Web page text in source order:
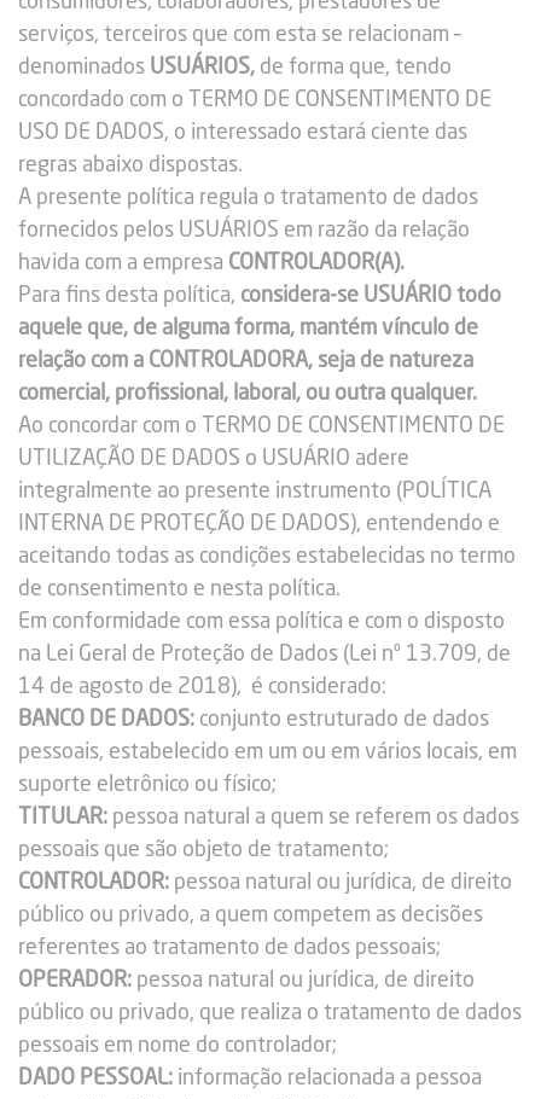
serviços, terceiros que com esta se relacionam –
denominados USUÁRIOS, de forma que, tendo
concordado com o TERMO DE CONSENTIMENTO DE
USO DE DADOS, o interessado estará ciente das
regras abaixo dispostas.
A presente política regula o tratamento de dados
fornecidos pelos USUÁRIOS em razão da relação
havida com a empresa CONTROLADOR(A).
Para fins desta política, considera-se USUÁRIO todo
aquele que, de alguma forma, mantém vínculo de
relação com a CONTROLADORA, seja de natureza
comercial, profissional, laboral, ou outra qualquer.
Ao concordar com o TERMO DE CONSENTIMENTO DE
UTILIZAÇÃO DE DADOS o USUÁRIO adere
integralmente ao presente instrumento (POLÍTICA
INTERNA DE PROTEÇÃO DE DADOS), entendendo e
aceitando todas as condições estabelecidas no termo
de consentimento e nesta política.
Em conformidade com essa política e com o disposto
na Lei Geral de Proteção de Dados (Lei nº 13.709, de
14 de agosto de 2018), é considerado:
BANCO DE DADOS: conjunto estruturado de dados
pessoais, estabelecido em um ou em vários locais, em
suporte eletrônico ou físico;
TITULAR: pessoa natural a quem se referem os dados
pessoais que são objeto de tratamento;
CONTROLADOR: pessoa natural ou jurídica, de direito
público ou privado, a quem competem as decisões
referentes ao tratamento de dados pessoais;
OPERADOR: pessoa natural ou jurídica, de direito
público ou privado, que realiza o tratamento de dados
pessoais em nome do controlador;
DADO PESSOAL: informação relacionada a pessoa